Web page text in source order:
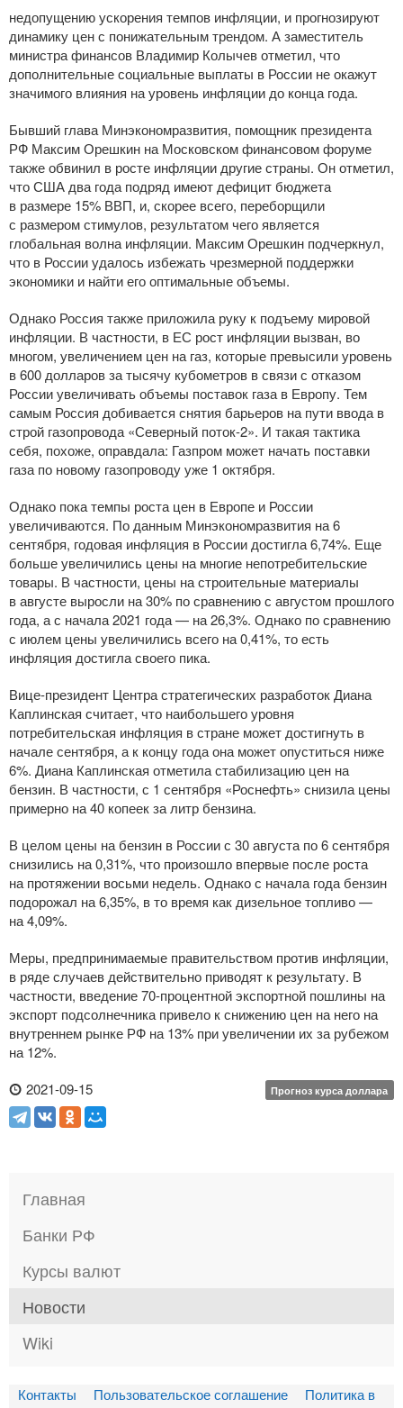
недопущению ускорения темпов инфляции, и прогнозируют
динамику цен с понижательным трендом. А заместитель
министра финансов Владимир Колычев отметил, что
дополнительные социальные выплаты в России не окажут
значимого влияния на уровень инфляции до конца года.
Бывший глава Минэкономразвития, помощник президента
РФ Максим Орешкин на Московском финансовом форуме
также обвинил в росте инфляции другие страны. Он отметил,
что США два года подряд имеют дефицит бюджета
в размере 15% ВВП, и, скорее всего, переборщили
с размером стимулов, результатом чего является
глобальная волна инфляции. Максим Орешкин подчеркнул,
что в России удалось избежать чрезмерной поддержки
экономики и найти его оптимальные объемы.
Однако Россия также приложила руку к подъему мировой
инфляции. В частности, в ЕС рост инфляции вызван, во
многом, увеличением цен на газ, которые превысили уровень
в 600 долларов за тысячу кубометров в связи с отказом
России увеличивать объемы поставок газа в Европу. Тем
самым Россия добивается снятия барьеров на пути ввода в
строй газопровода «Северный поток-2». И такая тактика
себя, похоже, оправдала: Газпром может начать поставки
газа по новому газопроводу уже 1 октября.
Однако пока темпы роста цен в Европе и России
увеличиваются. По данным Минэкономразвития на 6
сентября, годовая инфляция в России достигла 6,74%. Еще
больше увеличились цены на многие непотребительские
товары. В частности, цены на строительные материалы
в августе выросли на 30% по сравнению с августом прошлого
года, а с начала 2021 года — на 26,3%. Однако по сравнению
с июлем цены увеличились всего на 0,41%, то есть
инфляция достигла своего пика.
Вице-президент Центра стратегических разработок Диана
Каплинская считает, что наибольшего уровня
потребительская инфляция в стране может достигнуть в
начале сентября, а к концу года она может опуститься ниже
6%. Диана Каплинская отметила стабилизацию цен на
бензин. В частности, с 1 сентября «Роснефть» снизила цены
примерно на 40 копеек за литр бензина.
В целом цены на бензин в России с 30 августа по 6 сентября
снизились на 0,31%, что произошло впервые после роста
на протяжении восьми недель. Однако с начала года бензин
подорожал на 6,35%, в то время как дизельное топливо —
на 4,09%.
Меры, предпринимаемые правительством против инфляции,
в ряде случаев действительно приводят к результату. В
частности, введение70-процентнойэкспортной пошлины на
экспорт подсолнечника привело к снижению цен на него на
внутреннем рынке РФ на 13% при увеличении их за рубежом
на 12%.
2021-09-15
Прогноз курса доллара
Главная
Банки РФ
Курсы валют
Новости
Wiki
Контакты Пользовательское соглашение
Политика в